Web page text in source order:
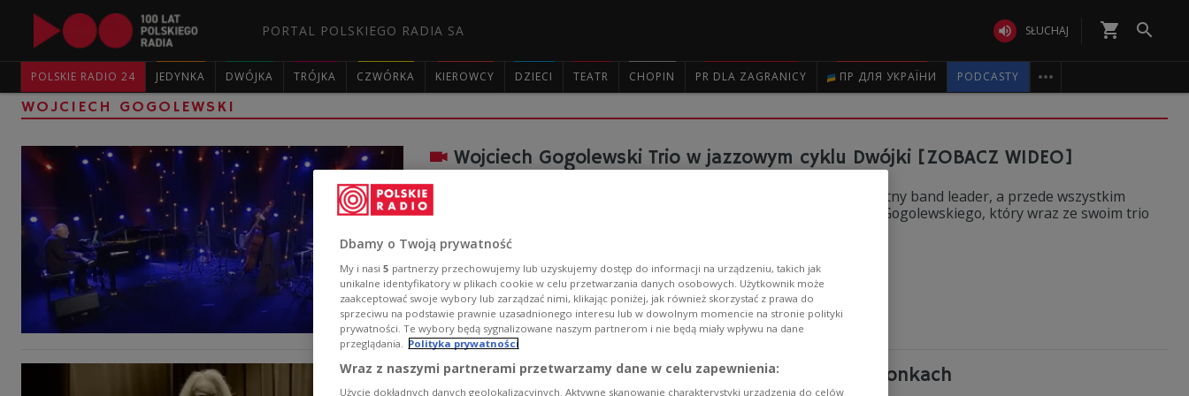
PORTAL POLSKIEGO RADIA SA  SŁUCHAJ shopping_cart 
POLSKIE RADIO 24 JEDYNKA DWÓJKA TRÓJKA CZWÓRKA KIEROWCY DZIECI TEATR CHOPIN PR DLA ZAGRANICY ПР ДЛЯ УКРАЇНИ PODCASTY 
WOJCIECH GOGOLEWSKI
Wojciech Gogolewski Trio w jazzowym cyklu Dwójki [ZOBACZ WIDEO]
- Mistrz jazzowej melodyki i mistrz nie tylko jazzowej kompozycji. Świetny band leader, a przede wszystkim
genialny solista - tak Andrzej Zieliński zapowiadał koncert Wojciecha Gogolewskiego, który wraz ze swoim trio
Zobacz więcej na temat:
Wojciech Gogolewski: całe życie jestem w skowronkach
Dbamy o Twoją prywatność
My i nasi 5 partnerzy przechowujemy lub uzyskujemy dostęp do informacji na urządzeniu, takich jak
unikalne identyfikatory w plikach cookie w celu przetwarzania danych osobowych. Użytkownik może
zaakceptować swoje wybory lub zarządzać nimi, klikając poniżej, jak również skorzystać z prawa do
sprzeciwu na podstawie prawnie uzasadnionego interesu lub w dowolnym momencie na stronie polityki
prywatności. Te wybory będą sygnalizowane naszym partnerom i nie będą miały wpływu na dane
przeglądania. Polityka prywatności
Wraz z naszymi partnerami przetwarzamy dane w celu zapewnienia:
Użycie dokładnych danych geolokalizacyjnych. Aktywne skanowanie charakterystyki urządzenia do celów